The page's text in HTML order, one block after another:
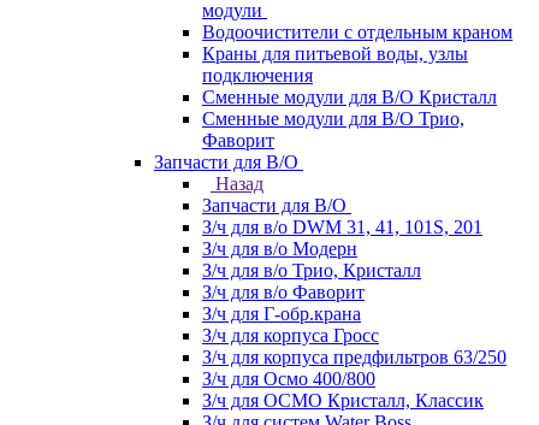
модули
Водоочистители с отдельным краном
Краны для питьевой воды, узлы
подключения
Сменные модули для В/О Кристалл
Сменные модули для В/О Трио,
Фаворит
Запчасти для В/О
Назад
Запчасти для В/О
З/ч для в/о DWM 31, 41, 101S, 201
З/ч для в/о Модерн
З/ч для в/о Трио, Кристалл
З/ч для в/о Фаворит
З/ч для Г-обр.крана
З/ч для корпуса Гросс
З/ч для корпуса предфильтров 63/250
З/ч для Осмо 400/800
З/ч для ОСМО Кристалл, Классик